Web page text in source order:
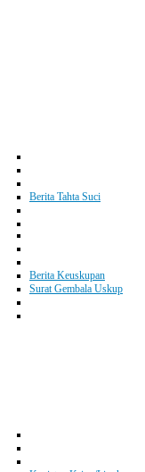
Berita Tahta Suci
Berita Keuskupan
Surat Gembala Uskup